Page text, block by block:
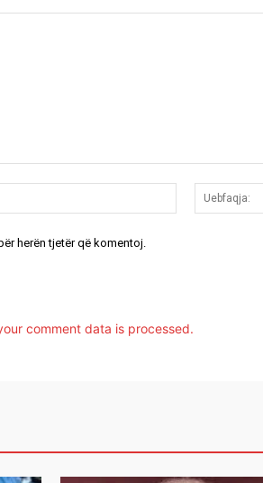
Email:*
herën tjetër që komentoj.
comment data is processed.